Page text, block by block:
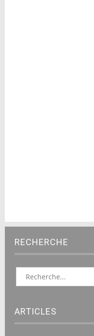
RECHERCHE
ARTICLES